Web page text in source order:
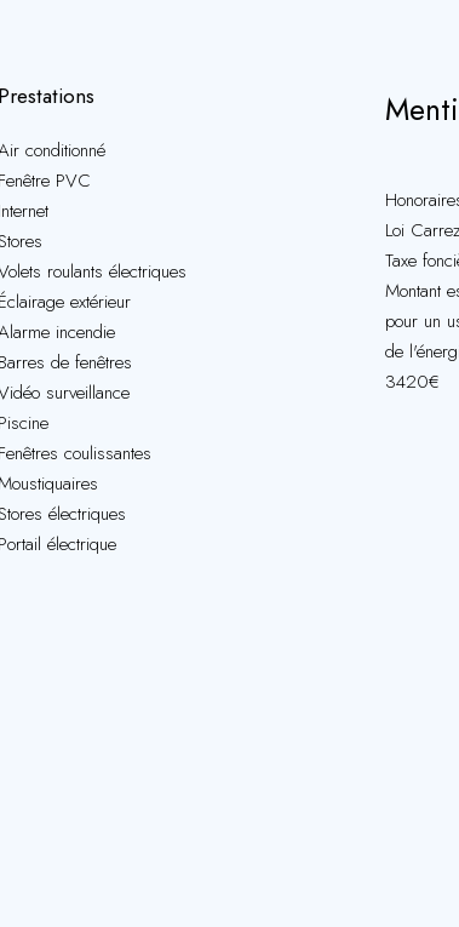
Prestations
conditionné
Fenêtre PVC
Internet
roulants électriques
Éclairage extérieur
incendie
Barres de fenêtres
surveillance
Piscine
Fenêtres coulissantes
électriques
Portail électrique
Loi
Taxe
Montant
pour un
de
3420€